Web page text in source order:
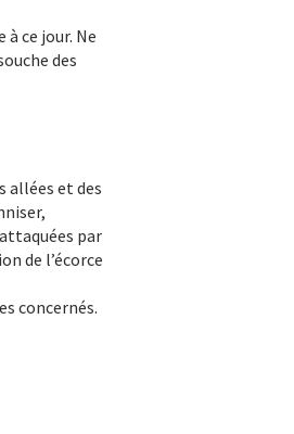
ce jour. Ne
des
allées et des
par
de l’écorce
concernés.